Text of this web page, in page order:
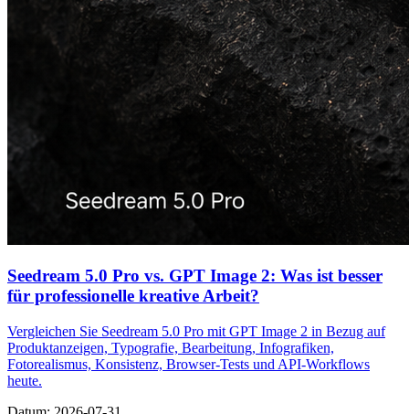
Seedream 5.0 Pro vs. GPT Image 2: Was ist besser
für professionelle kreative Arbeit?
Vergleichen Sie Seedream 5.0 Pro mit GPT Image 2 in Bezug auf
Produktanzeigen, Typografie, Bearbeitung, Infografiken,
Fotorealismus, Konsistenz, Browser-Tests und API-Workflows
heute.